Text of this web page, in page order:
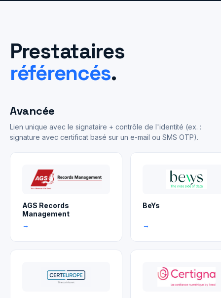
Prestataires
référencés.
Avancée
Lien unique avec le signataire + contrôle de l'identité (ex. :
signature avec certificat basé sur un e-mail ou SMS OTP).
AGS Records
Management
→
BeYs
→